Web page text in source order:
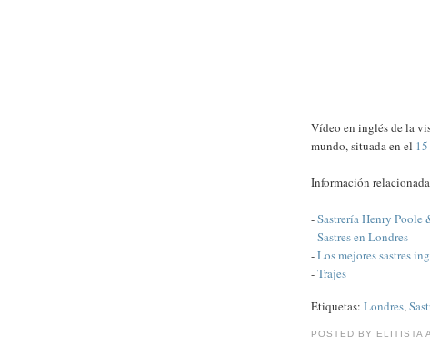
Vídeo en inglés de la
mundo, situada en el
Información
-Sastrería Henry Poole
-Sastres en Londres
-Los mejores sastres
-Trajes
Etiquetas: Londres,
POSTED BY ELITISTA